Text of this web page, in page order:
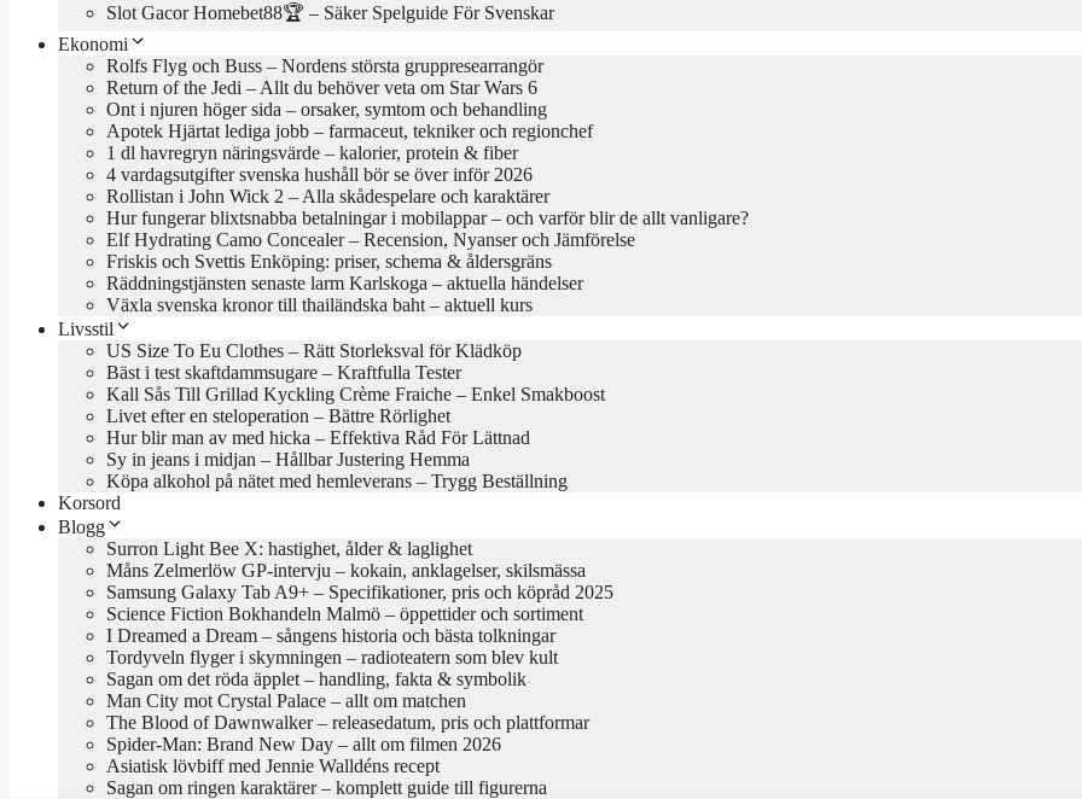
Slot Gacor Homebet88🏆 – Säker Spelguide För Svenskar
Ekonomi
Rolfs Flyg och Buss – Nordens största gruppresearrangör
Return of the Jedi – Allt du behöver veta om Star Wars 6
Ont i njuren höger sida – orsaker, symtom och behandling
Apotek Hjärtat lediga jobb – farmaceut, tekniker och regionchef
1 dl havregryn näringsvärde – kalorier, protein & fiber
4 vardagsutgifter svenska hushåll bör se över inför 2026
Rollistan i John Wick 2 – Alla skådespelare och karaktärer
Hur fungerar blixtsnabba betalningar i mobilappar – och varför blir de allt vanligare?
Elf Hydrating Camo Concealer – Recension, Nyanser och Jämförelse
Friskis och Svettis Enköping: priser, schema & åldersgräns
Räddningstjänsten senaste larm Karlskoga – aktuella händelser
Växla svenska kronor till thailändska baht – aktuell kurs
Livsstil
US Size To Eu Clothes – Rätt Storleksval för Klädköp
Bäst i test skaftdammsugare – Kraftfulla Tester
Kall Sås Till Grillad Kyckling Crème Fraiche – Enkel Smakboost
Livet efter en steloperation – Bättre Rörlighet
Hur blir man av med hicka – Effektiva Råd För Lättnad
Sy in jeans i midjan – Hållbar Justering Hemma
Köpa alkohol på nätet med hemleverans – Trygg Beställning
Korsord
Blogg
Surron Light Bee X: hastighet, ålder & laglighet
Måns Zelmerlöw GP-intervju – kokain, anklagelser, skilsmässa
Samsung Galaxy Tab A9+ – Specifikationer, pris och köpråd 2025
Science Fiction Bokhandeln Malmö – öppettider och sortiment
I Dreamed a Dream – sångens historia och bästa tolkningar
Tordyveln flyger i skymningen – radioteatern som blev kult
Sagan om det röda äpplet – handling, fakta & symbolik
Man City mot Crystal Palace – allt om matchen
The Blood of Dawnwalker – releasedatum, pris och plattformar
Spider-Man: Brand New Day – allt om filmen 2026
Asiatisk lövbiff med Jennie Walldéns recept
Sagan om ringen karaktärer – komplett guide till figurerna